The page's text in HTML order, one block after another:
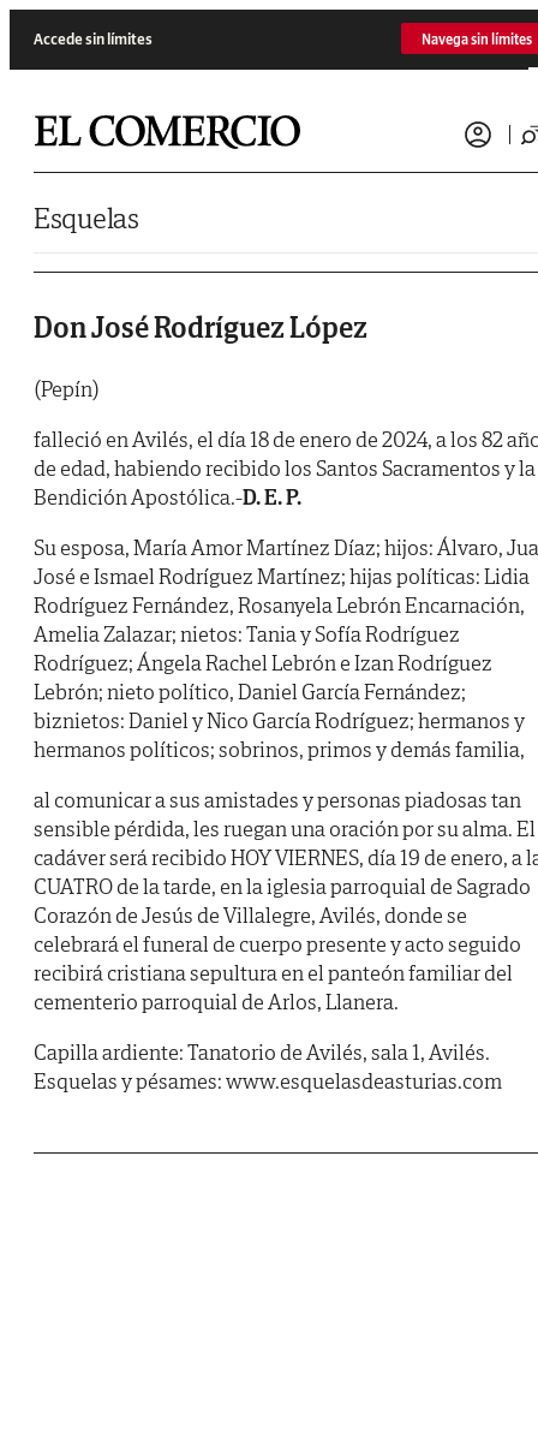
Accede sin límites Navega sin límites
Esquelas
Don José Rodríguez López
(Pepín)
falleció en Avilés, el día 18 de enero de 2024, a los 82
de edad, habiendo recibido los Santos Sacramentos y la
Bendición Apostólica.-D. E. P.
Su esposa, María Amor Martínez Díaz; hijos: Álvaro,
José e Ismael Rodríguez Martínez; hijas políticas: Lidia
Rodríguez Fernández, Rosanyela Lebrón Encarnación,
Amelia Zalazar; nietos: Tania y Sofía Rodríguez
Rodríguez; Ángela Rachel Lebrón e Izan Rodríguez
Lebrón; nieto político, Daniel García Fernández;
biznietos: Daniel y Nico García Rodríguez; hermanos y
hermanos políticos; sobrinos, primos y demás familia,
al comunicar a sus amistades y personas piadosas tan
sensible pérdida, les ruegan una oración por su alma. El
cadáver será recibido HOY VIERNES, día 19 de enero, a
CUATRO de la tarde, en la iglesia parroquial de Sagrado
Corazón de Jesús de Villalegre, Avilés, donde se
celebrará el funeral de cuerpo presente y acto seguido
recibirá cristiana sepultura en el panteón familiar del
cementerio parroquial de Arlos, Llanera.
Capilla ardiente: Tanatorio de Avilés, sala 1, Avilés.
Esquelas y pésames: www.esquelasdeasturias.com